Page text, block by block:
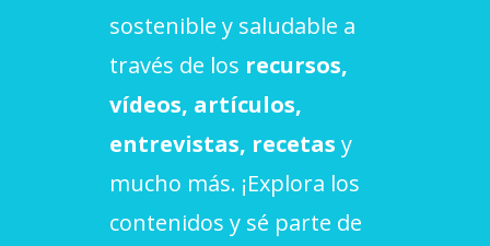
sostenible y saludable a
través de los recursos,
vídeos, artículos,
entrevistas, recetas y
mucho más. ¡Explora los
contenidos y sé parte de
CONEIX FUNDESPLAI